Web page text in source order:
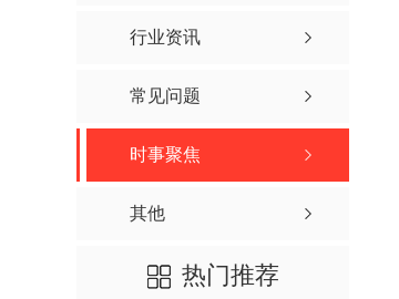
行业资讯
常见问题
时事聚焦
其他
热门推荐